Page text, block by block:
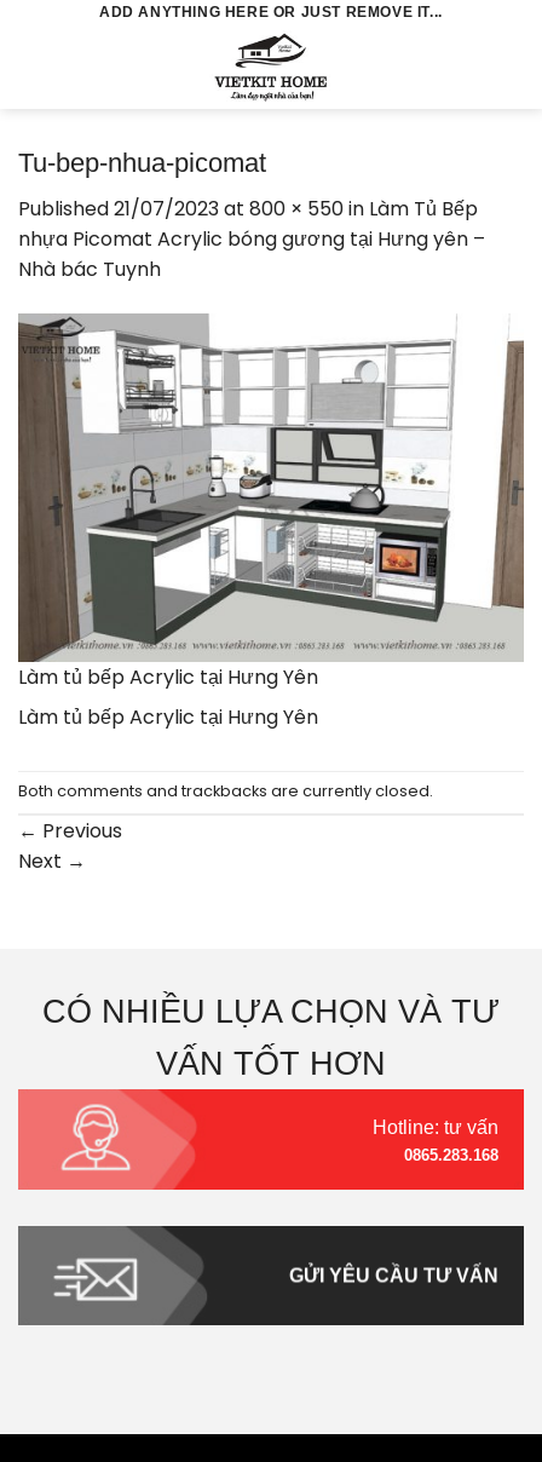
ADD ANYTHING HERE OR JUST REMOVE IT...
Tu-bep-nhua-picomat
Published21/07/2023at 800 × 550in Làm Tủ Bếp
nhựa Picomat Acrylic bóng gương tại Hưng yên –
Nhà bác Tuynh
Làm tủ bếp Acrylic tại Hưng Yên
Làm tủ bếp Acrylic tại Hưng Yên
Both comments and trackbacks are currently closed.
← Previous
Next →
CÓ NHIỀU LỰA CHỌN VÀ TƯ
VẤN TỐT HƠN
Hotline: tư vấn
0865.283.168
GỬI YÊU CẦU TƯ VẤN